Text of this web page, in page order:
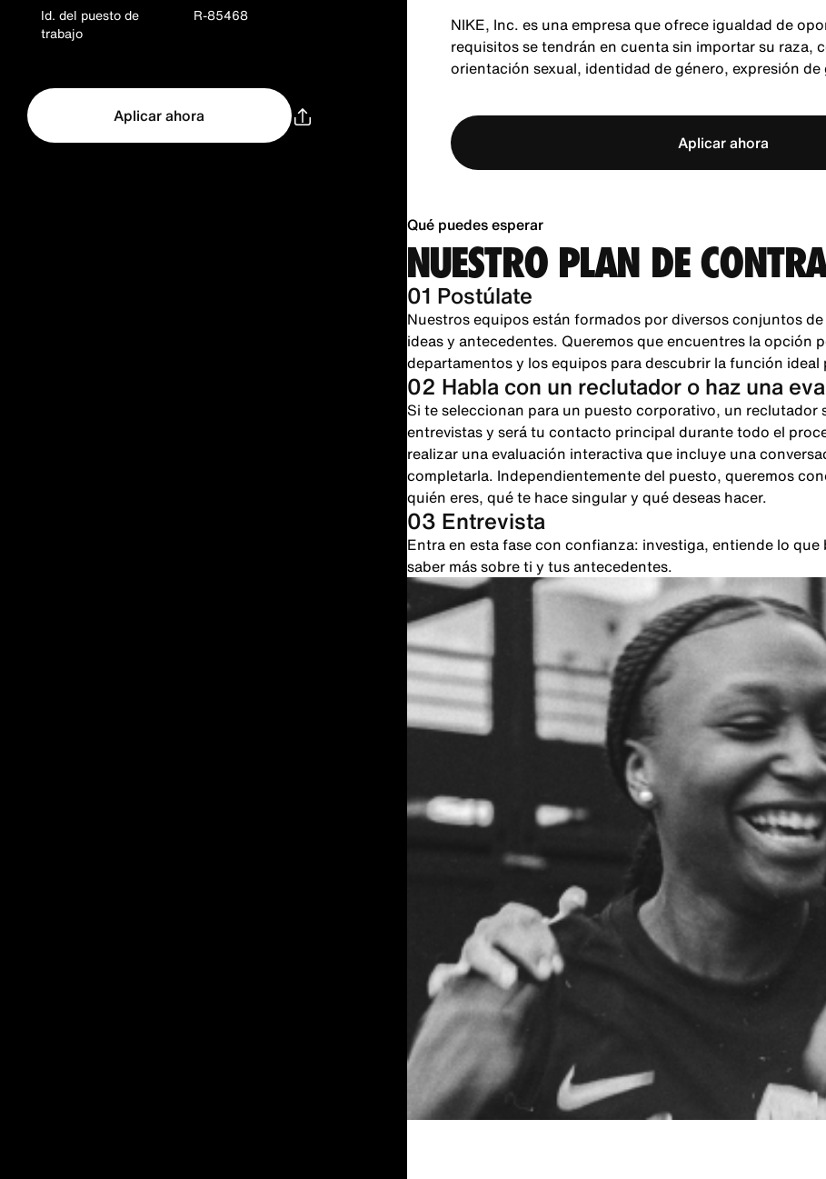
Id. del puesto de
trabajo
R-85468
Aplicar ahora
NIKE, Inc. es una empresa que ofrece igualdad de
requisitos se tendrán en cuenta sin importar su raza,
orientación sexual, identidad de género, expresión
Aplicar ahora
Qué puedes esperar
NUESTRO PLAN DE
01 Postúlate
Nuestros equipos están formados por diversos conjuntos
ideas y antecedentes. Queremos que encuentres la opción
departamentos y los equipos para descubrir la función ideal
02 Habla con un reclutador o haz una
Si te seleccionan para un puesto corporativo, un
entrevistas y será tu contacto principal durante todo el
realizar una evaluación interactiva que incluye una
completarla. Independientemente del puesto, queremos
quién eres, qué te hace singular y qué deseas hacer.
03 Entrevista
Entra en esta fase con confianza: investiga, entiende lo
saber más sobre ti y tus antecedentes.